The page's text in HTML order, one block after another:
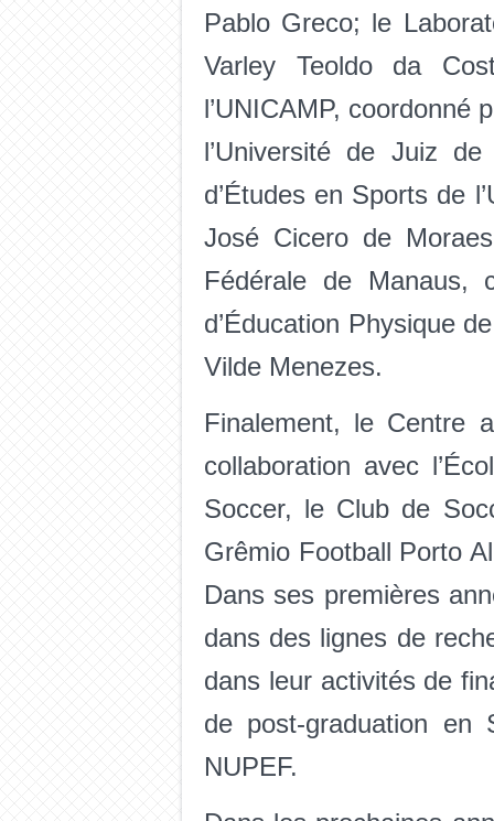
Pablo Greco; le
Varley Teoldo da
l’UNICAMP, coordonné
l’Université de Juiz
d’Études en Sports de
José Cicero de
Fédérale de Manaus,
d’Éducation Physique
Vilde Menezes.
Finalement, le Centre
collaboration avec
Soccer, le Club de
Grêmio Football Porto
Dans ses premières
dans des lignes de
dans leur activités de
de post-graduation en
NUPEF.